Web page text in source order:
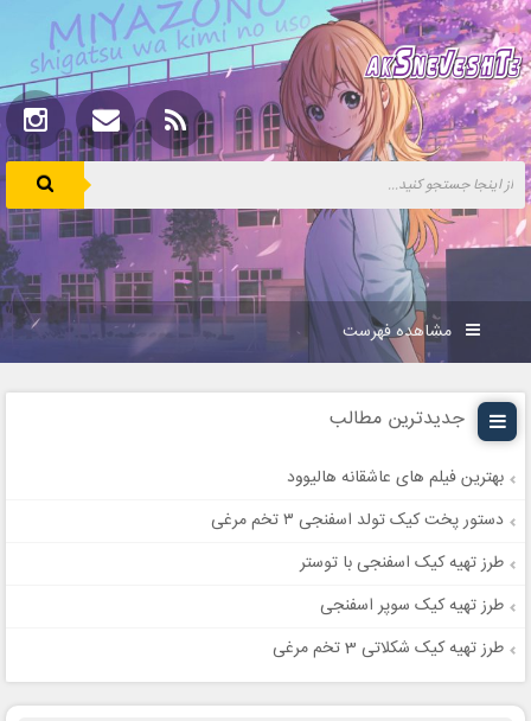
مشاهده فهرست
جدیدترین مطالب
بهترین فیلم های عاشقانه هالیوود
دستور پخت کیک تولد اسفنجی ۳ تخم مرغی
طرز تهیه کیک اسفنجی با توستر
طرز تهیه کیک سوپر اسفنجی
طرز تهیه کیک شکلاتی 3 تخم مرغی